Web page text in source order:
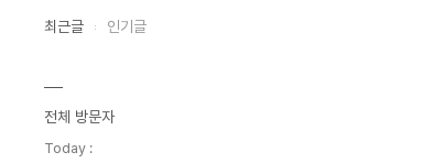
최근글 인기글
전체 방문자
Today :